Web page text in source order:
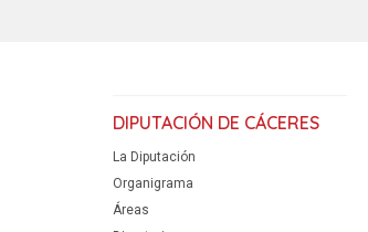
DIPUTACIÓN DE CÁCERES
La Diputación
Organigrama
Áreas